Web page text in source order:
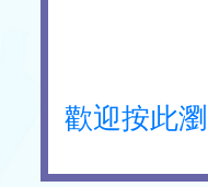
歡迎按此